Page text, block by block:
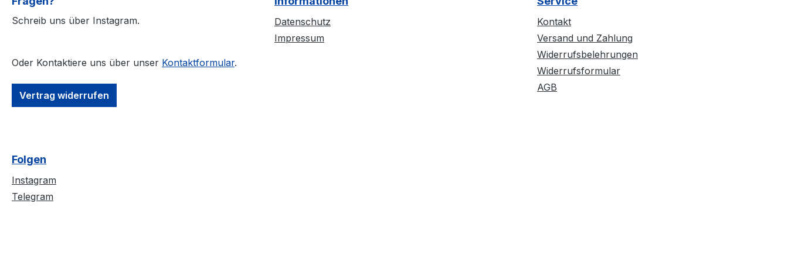
l #Oeko-Tex100
Strapazierfähiger Stoff,
Schwerer Stoff 185 g/m²
Strapazierfähiger Stoff,
#RINGGESPONNEN
Gefertigt aus 80 %
Schreib uns über Instagram.
Oder Kontaktiere uns über unser Kontaktformular.
Vertrag widerrufen
Datenschutz
Impressum
Kontakt
Versand und Zahlung
Widerrufsbelehrungen
Widerrufsformular
AGB
Folgen
Instagram
Telegram